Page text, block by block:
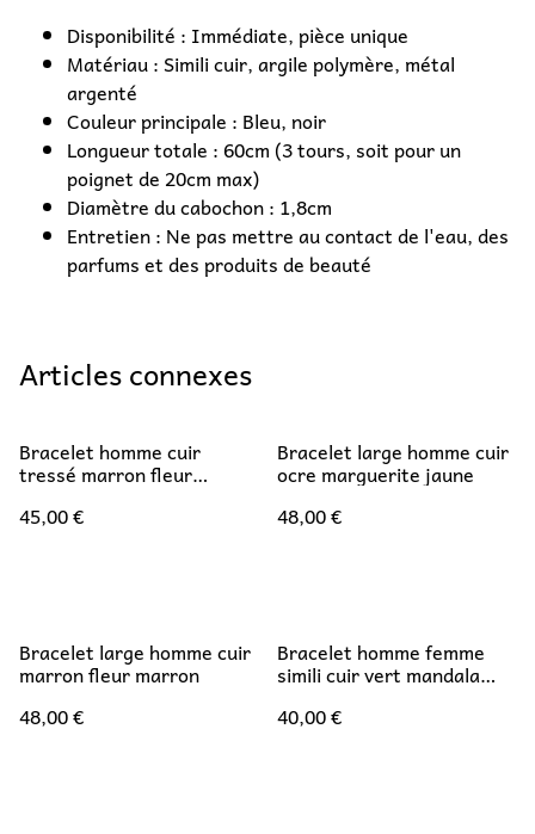
Disponibilité : Immédiate, pièce unique
Matériau : Simili cuir, argile polymère, métal
argenté
Couleur principale : Bleu, noir
Longueur totale : 60cm (3 tours, soit pour un
poignet de 20cm max)
Diamètre du cabochon : 1,8cm
Entretien : Ne pas mettre au contact de l'eau, des
parfums et des produits de beauté
Articles connexes
Bracelet homme cuir
tressé marron fleur
45,00 €
Bracelet large homme cuir
ocre marguerite jaune
48,00 €
Bracelet large homme cuir
marron fleur marron
48,00 €
Bracelet homme femme
simili cuir vert mandala
40,00 €